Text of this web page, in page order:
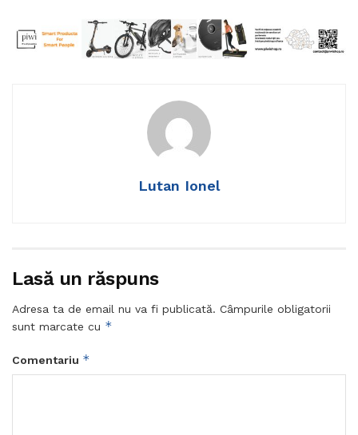
Lutan Ionel
Lasă un răspuns
Adresa ta de email nu va fi publicată. Câmpurile obligatorii
sunt marcate cu *
Comentariu *